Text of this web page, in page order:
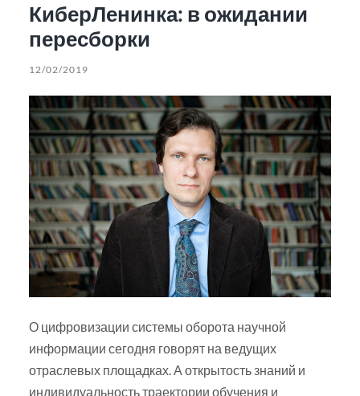
КиберЛенинка: в ожидании
пересборки
12/02/2019
О цифровизации системы оборота научной
информации сегодня говорят на ведущих
отраслевых площадках. А открытость знаний и
индивидуальность траектории обучения и